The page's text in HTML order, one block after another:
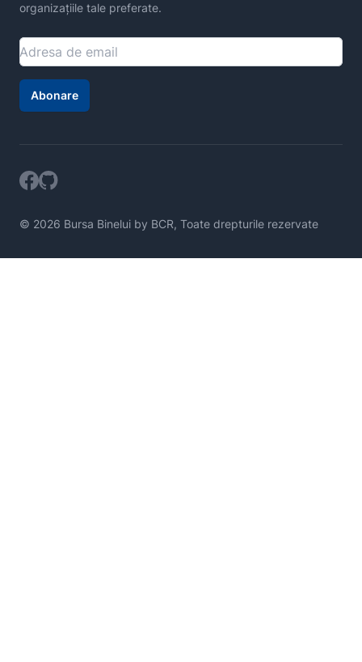
organizațiile tale preferate.
Abonare
© 2026 Bursa Binelui by BCR, Toate drepturile rezervate